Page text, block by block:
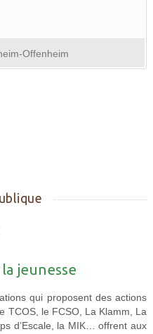
Offenheim
jeunesse
qui proposent des actions
TCOS, le FCSO, La Klamm, La
d’Escale, la MIK… offrent aux